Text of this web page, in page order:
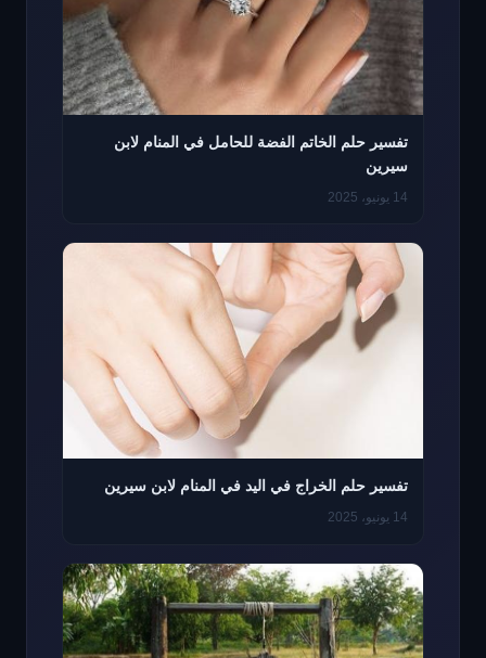
تفسير حلم الخاتم الفضة للحامل في المنام لابن
سيرين
14 يونيو، 2025
تفسير حلم الخراج في اليد في المنام لابن سيرين
14 يونيو، 2025